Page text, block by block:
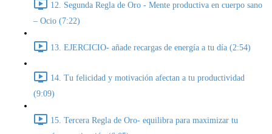
12. Segunda Regla de Oro - Mente productiva en cuerpo sano
– Ocio (7:22)
13. EJERCICIO- añade recargas de energía a tu día (2:54)
14. Tu felicidad y motivación afectan a tu productividad
(9:09)
15. Tercera Regla de Oro- equilibra para maximizar tu